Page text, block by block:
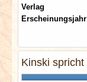
Verlag
Erscheinungsjahr
Kinski spricht